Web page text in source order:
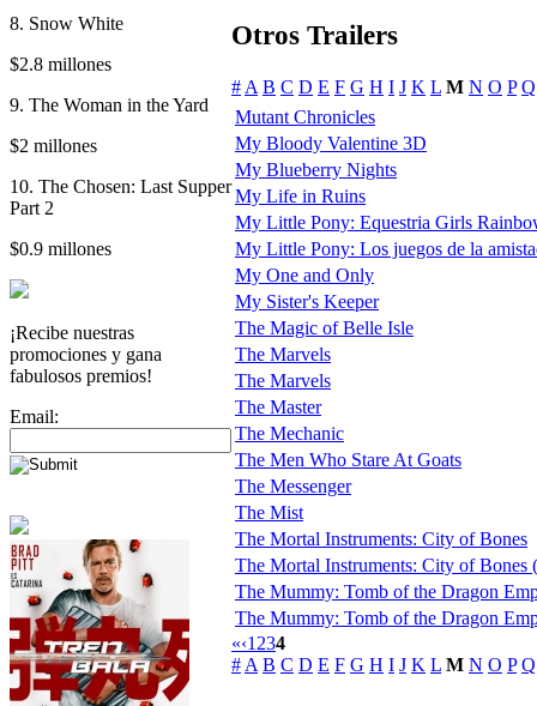
8. Snow White
$2.8 millones
9. The Woman in the Yard
$2 millones
10. The Chosen: Last Supper
Part 2
$0.9 millones
¡Recibe nuestras
promociones y gana
fabulosos premios!
Email:
Otros Trailers
# A B C D E F G H I J K L M N O P Q
Mutant Chronicles
My Bloody Valentine 3D
My Blueberry Nights
My Life in Ruins
My Little Pony: Equestria Girls
My Little Pony: Los juegos de la
My One and Only
My Sister's Keeper
The Magic of Belle Isle
The Marvels
The Marvels
The Master
The Mechanic
The Men Who Stare At Goats
The Messenger
The Mist
The Mortal Instruments: City of Bones
The Mortal Instruments: City of Bones
The Mummy: Tomb of the Dragon
The Mummy: Tomb of the Dragon
«‹1 234
# A B C D E F G H I J K L M N O P Q